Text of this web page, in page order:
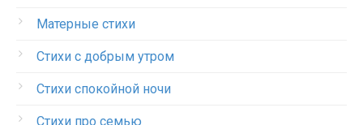
Матерные стихи
Стихи с добрым утром
Стихи спокойной ночи
Стихи про семью